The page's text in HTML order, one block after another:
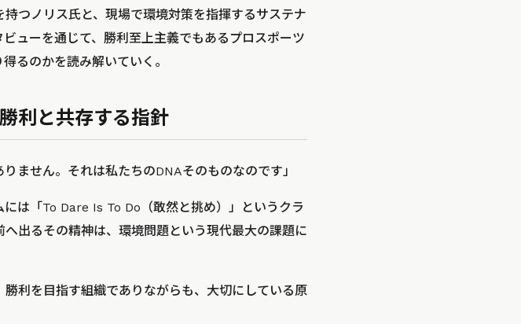
つノリス氏と、現場で環境対策を指揮するサステナ
ューを通じて、勝利至上主義でもあるプロスポーツ
るのかを読み解いていく。
利と共存する指針
ません。それは私たちのDNAそのものなのです」
は「To Dare Is To Do（敢然と挑め）」というクラ
出るその精神は、環境問題という現代最大の課題に
利を目指す組織でありながらも、大切にしている原